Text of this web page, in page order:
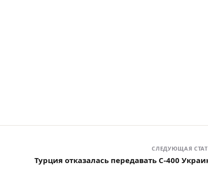
СЛЕДУЮЩАЯ
Турция отказалась передавать С-400